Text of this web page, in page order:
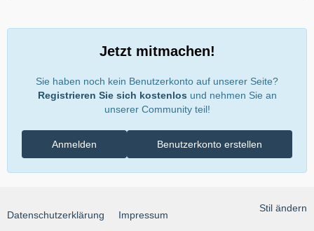
Jetzt mitmachen!
Sie haben noch kein Benutzerkonto auf unserer Seite?
Registrieren Sie sich kostenlos und nehmen Sie an
unserer Community teil!
Benutzerkonto erstellen
Anmelden
Stil ändern
Datenschutzerklärung Impressum